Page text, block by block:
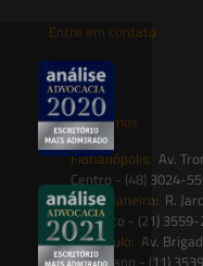
Entre em contato
Onde estamos
Florianópolis: Av.
Centro - (48) 3024-
Rio de Janeiro: R.
Botânico - (21)
São Paulo: Av.
Paulistano - (11)